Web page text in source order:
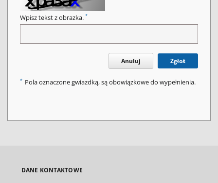
Wpisz tekst z obrazka. *
Anuluj Zgłoś
* Pola oznaczone gwiazdką, są obowiązkowe do wypełnienia.
DANE KONTAKTOWE